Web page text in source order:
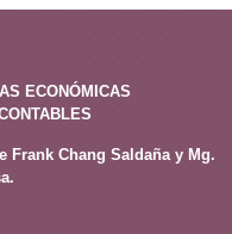
de
ECONÓMICAS
Frank Chang Saldaña y Mg.